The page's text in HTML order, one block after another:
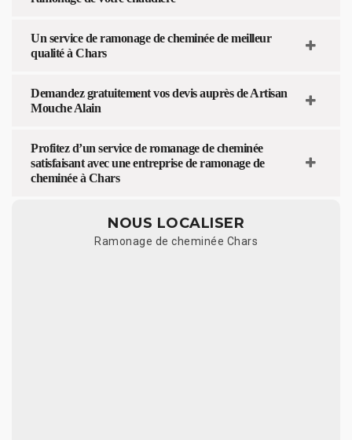
Un service de ramonage de cheminée de meilleur
qualité à Chars
Demandez gratuitement vos devis auprès de Artisan
Mouche Alain
Profitez d’un service de romanage de cheminée
satisfaisant avec une entreprise de ramonage de
cheminée à Chars
NOUS LOCALISER
Ramonage de cheminée Chars